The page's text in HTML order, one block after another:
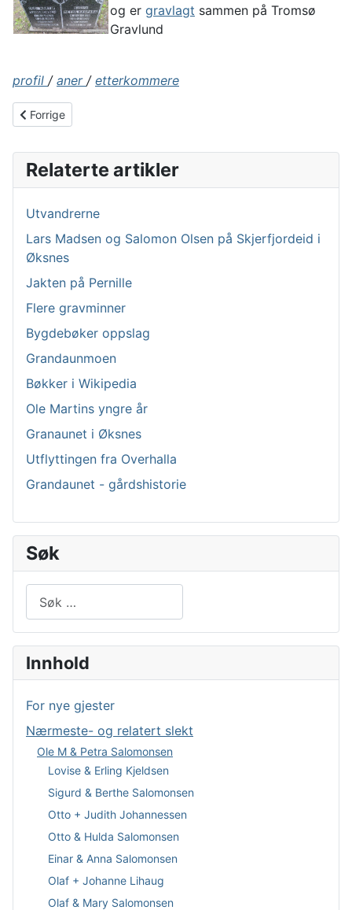
og er gravlagt sammen på Tromsø
Gravlund
profil / aner / etterkommere
Forrige artikkel: Erling J Kjeldsen
Forrige
Relaterte artikler
Utvandrerne
Lars Madsen og Salomon Olsen på Skjerfjordeid i
Øksnes
Jakten på Pernille
Flere gravminner
Bygdebøker oppslag
Grandaunmoen
Bøkker i Wikipedia
Ole Martins yngre år
Granaunet i Øksnes
Utflyttingen fra Overhalla
Grandaunet - gårdshistorie
Søk
Type 2 or more characters for results.
Innhold
For nye gjester
Nærmeste- og relatert slekt
Ole M & Petra Salomonsen
Lovise & Erling Kjeldsen
Sigurd & Berthe Salomonsen
Otto + Judith Johannessen
Otto & Hulda Salomonsen
Einar & Anna Salomonsen
Olaf + Johanne Lihaug
Olaf & Mary Salomonsen